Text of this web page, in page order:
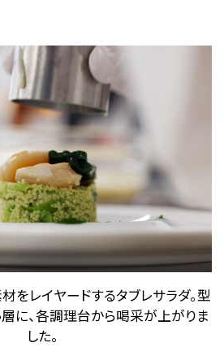
をレイヤードするタブレサラダ。型
に、各調理台から喝采が上がりま
した。